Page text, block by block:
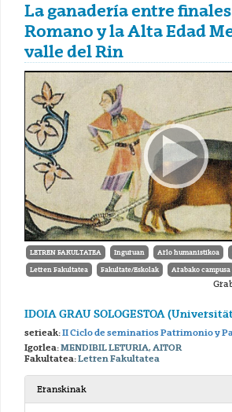
La ganadería entre
Romano y la Alta Edad
valle del Rin
LETREN FAKULTATEA Inguruan Arlo humanistikoa
Letren Fakultatea Fakultate/Eskolak Arabako campusa
IDOIA GRAU SOLOGESTOA
serieak:II Ciclo de seminarios Patrimonio y
Igorlea:MENDIBIL LETURIA, AITOR
Fakultatea:Letren Fakultatea
Eranskinak